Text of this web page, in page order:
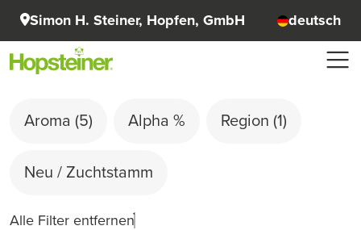
Simon H. Steiner, Hopfen, GmbH deutsch
Aroma (5) Alpha % Region (1)
Neu / Zuchtstamm
Alle Filter entfernen